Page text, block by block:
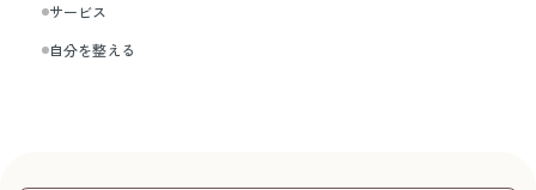
サービス
自分を整える